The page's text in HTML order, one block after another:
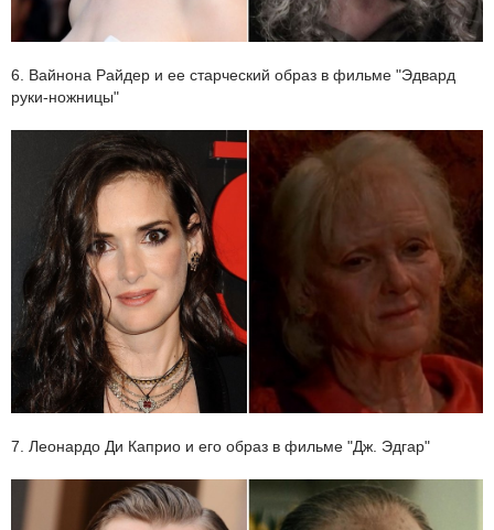
6. Вайнона Райдер и ее старческий образ в фильме "Эдвард
руки-ножницы"
7. Леонардо Ди Каприо и его образ в фильме "Дж. Эдгар"